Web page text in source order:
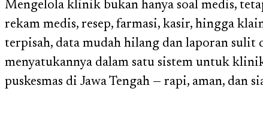
Mengelola klinik bukan hanya soal medis,
rekam medis, resep, farmasi, kasir, hingga
terpisah, data mudah hilang dan laporan sulit
menyatukannya dalam satu sistem untuk
puskesmas di Jawa Tengah — rapi, aman, dan